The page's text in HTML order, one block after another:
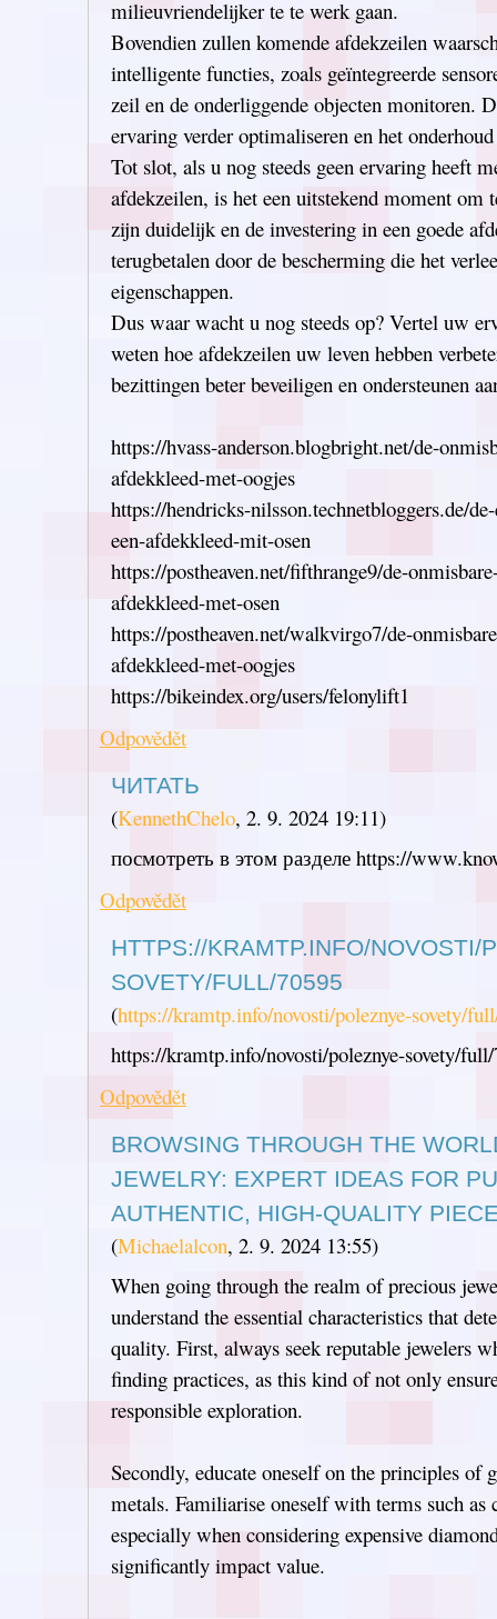
milieuvriendelijker te te werk gaan.
Bovendien zullen komende afdekzeilen
intelligente functies, zoals geïntegreerde
zeil en de onderliggende objecten monitoren.
ervaring verder optimaliseren en het
Tot slot, als u nog steeds geen ervaring heeft
afdekzeilen, is het een uitstekend moment om
zijn duidelijk en de investering in een goede
terugbetalen door de bescherming die het
eigenschappen.
Dus waar wacht u nog steeds op? Vertel uw
weten hoe afdekzeilen uw leven hebben
bezittingen beter beveiligen en ondersteunen
https://hvass-anderson.blogbright.net/de-
afdekkleed-met-oogjes
https://hendricks-nilsson.technetbloggers.de/
een-afdekkleed-mit-osen
https://postheaven.net/fifthrange9/de-
afdekkleed-met-osen
https://postheaven.net/walkvirgo7/de-
afdekkleed-met-oogjes
https://bikeindex.org/users/felonylift1
Odpovědět
ЧИТАТЬ
(KennethChelo, 2. 9. 2024 19:11)
посмотреть в этом разделе https://
Odpovědět
HTTPS://KRAMTP.INFO/NOVOSTI/
SOVETY/FULL/70595
(https://kramtp.info/novosti/poleznye-sovety/
https://kramtp.info/novosti/poleznye-sovety/
Odpovědět
BROWSING THROUGH THE
JEWELRY: EXPERT IDEAS FOR
AUTHENTIC, HIGH-QUALITY
(Michaelalcon, 2. 9. 2024 13:55)
When going through the realm of precious
understand the essential characteristics that
quality. First, always seek reputable jewelers
finding practices, as this kind of not only
responsible exploration.
Secondly, educate oneself on the principles of
metals. Familiarise oneself with terms such
especially when considering expensive
significantly impact value.